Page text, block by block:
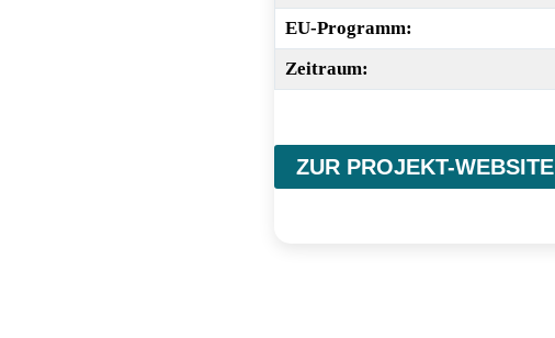
EU-Programm:
Zeitraum:
ZUR PROJEKT-WEBSITE